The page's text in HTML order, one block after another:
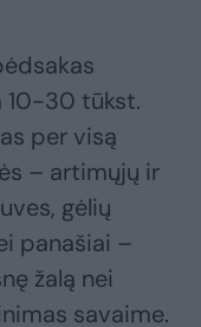
10-30 tūkst.
per visą
– artimųjų ir
gėlių
panašiai –
žalą nei
savaime.